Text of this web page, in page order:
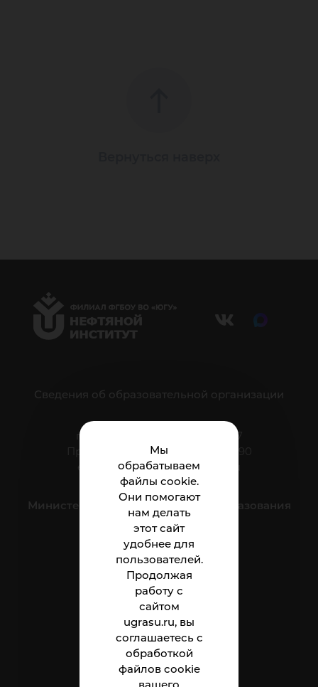
Мы
обрабатываем
файлы cookie.
Они помогают
нам делать
этот сайт
удобнее для
пользователей.
Продолжая
работу с
сайтом
ugrasu.ru, вы
соглашаетесь с
обработкой
файлов cookie
Сведения об образовательной организации
г. Нижневартовск, ул. Мира, 37
Приёмная: тел.: +7 (3466) 41-44-90
e-mail:
nnt.direktor@ugrasu.ru
Министерство науки и высшего образования
Российской Федерации
Институт
Абитуриенту
Студенту
Сотруднику